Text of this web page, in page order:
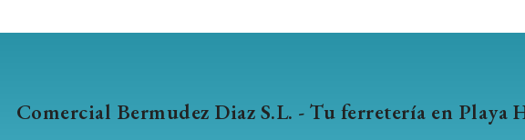
Comercial Bermudez Diaz S.L. - Tu ferretería en Playa